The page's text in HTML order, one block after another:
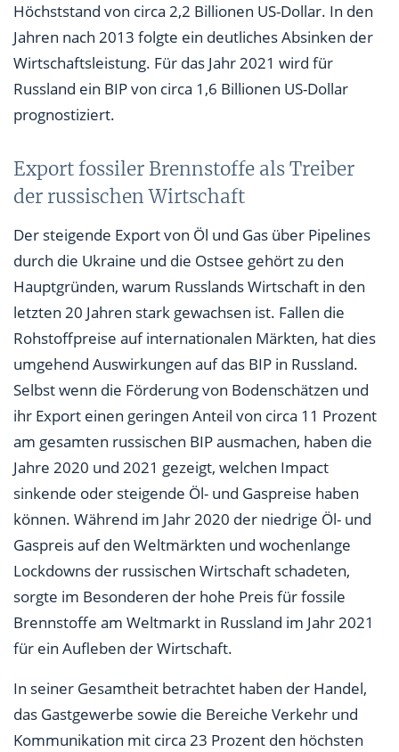
Höchststand von circa 2,2 Billionen US-Dollar. In den
Jahren nach 2013 folgte ein deutliches Absinken der
Wirtschaftsleistung. Für das Jahr 2021 wird für
Russland ein BIP von circa 1,6 Billionen US-Dollar
prognostiziert.
Export fossiler Brennstoffe als Treiber
der russischen Wirtschaft
Der steigende Export von Öl und Gas über Pipelines
durch die Ukraine und die Ostsee gehört zu den
Hauptgründen, warum Russlands Wirtschaft in den
letzten 20 Jahren stark gewachsen ist. Fallen die
Rohstoffpreise auf internationalen Märkten, hat dies
umgehend Auswirkungen auf das BIP in Russland.
Selbst wenn die Förderung von Bodenschätzen und
ihr Export einen geringen Anteil von circa 11 Prozent
am gesamten russischen BIP ausmachen, haben die
Jahre 2020 und 2021 gezeigt, welchen Impact
sinkende oder steigende Öl- und Gaspreise haben
können. Während im Jahr 2020 der niedrige Öl- und
Gaspreis auf den Weltmärkten und wochenlange
Lockdowns der russischen Wirtschaft schadeten,
sorgte im Besonderen der hohe Preis für fossile
Brennstoffe am Weltmarkt in Russland im Jahr 2021
für ein Aufleben der Wirtschaft.
In seiner Gesamtheit betrachtet haben der Handel,
das Gastgewerbe sowie die Bereiche Verkehr und
Kommunikation mit circa 23 Prozent den höchsten